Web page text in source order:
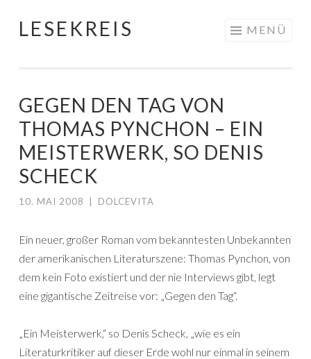
Springe
LESEKREIS MENÜ
GEGEN DEN TAG VON
THOMAS PYNCHON – EIN
MEISTERWERK, SO DENIS
SCHECK
10. MAI 2008 DOLCEVITA
Ein neuer, großer Roman vom bekanntesten Unbekannten
der amerikanischen Literaturszene: Thomas Pynchon, von
dem kein Foto existiert und der nie Interviews gibt, legt
eine gigantische Zeitreise vor: „Gegen den Tag“.
„Ein Meisterwerk,“ so Denis Scheck, „wie es ein
Literaturkritiker auf dieser Erde wohl nur einmal in seinem